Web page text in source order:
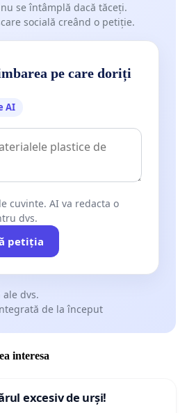
se întâmplă dacă tăceți.
socială creând o petiție.
pe care doriți
AI
cuvinte. AI va redacta o
dvs.
petiția
dvs.
de la început
interesa
excesiv de urși!